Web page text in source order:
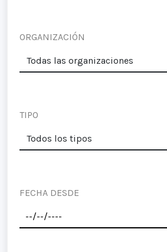
ORGANIZACIÓN
TIPO
FECHA DESDE